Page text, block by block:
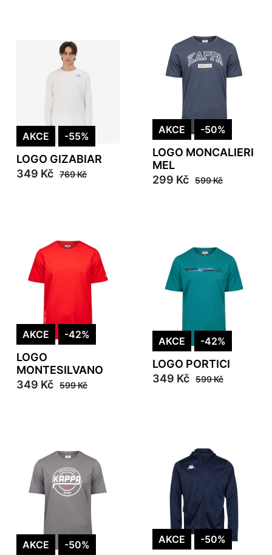
AKCE -55%
LOGO GIZABIAR
349 Kč 769 Kč
AKCE -50%
LOGO MONCALIERI
MEL
299 Kč 599 Kč
AKCE -42%
LOGO
MONTESILVANO
349 Kč 599 Kč
AKCE -42%
LOGO PORTICI
349 Kč 599 Kč
AKCE -50% AKCE -50%